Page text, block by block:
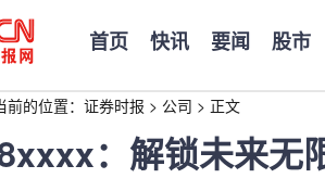
首页 快讯 要闻 股市
前的位置： 证券时报 > 公司 > 正文
：解锁未来无